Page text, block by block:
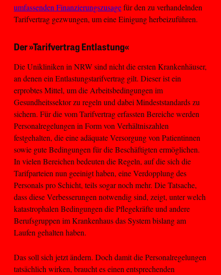
umfassenden Finanzierungszusagefür den zu verhandelnden
Tarifvertrag gezwungen, um eine Einigung herbeizuführen.
Der »Tarifvertrag Entlastung«
Die Unikliniken in NRW sind nicht die ersten Krankenhäuser,
an denen ein Entlastungstarifvertrag gilt. Dieser ist ein
erprobtes Mittel, um die Arbeitsbedingungen im
Gesundheitssektor zu regeln und dabei Mindeststandards zu
sichern. Für die vom Tarifvertrag erfassten Bereiche werden
Personalregelungen in Form von Verhältniszahlen
festgehalten, die eine adäquate Versorgung von Patientinnen
sowie gute Bedingungen für die Beschäftigten ermöglichen.
In vielen Bereichen bedeuten die Regeln, auf die sich die
Tarifparteien nun geeinigt haben, eine Verdopplung des
Personals pro Schicht, teils sogar noch mehr. Die Tatsache,
dass diese Verbesserungen notwendig sind, zeigt, unter welch
katastrophalen Bedingungen die Pflegekräfte und andere
Berufsgruppen im Krankenhaus das System bislang am
Laufen gehalten haben.
Das soll sich jetzt ändern. Doch damit die Personalregelungen
tatsächlich wirken, braucht es einen entsprechenden